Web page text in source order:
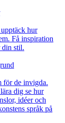
hur
Få inspiration
din stil.
för de invigda.
dig se hur
idéer och
språk på